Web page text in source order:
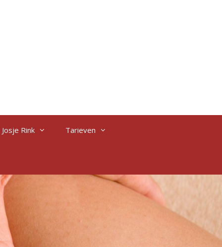
Josje Rink Tarieven